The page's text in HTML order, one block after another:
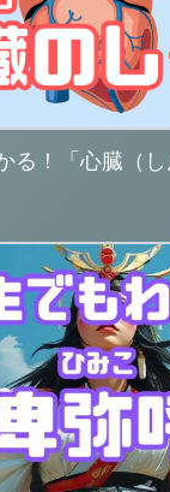
る！「心臓（し